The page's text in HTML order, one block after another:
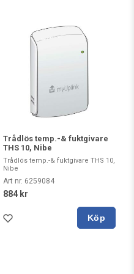
Trådlös temp.-& fuktgivare
THS 10, Nibe
Trådlös temp.-& fuktgivare THS 10,
Nibe
Art nr. 6259084
884 kr
Köp